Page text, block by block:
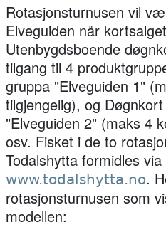
Rotasjonsturnusen vil
Elveguiden når
Utenbygdsboende
tilgang til 4
gruppa "Elveguiden 1"
tilgjengelig), og
"Elveguiden 2" (maks 4
osv. Fisket i de to
Todalshytta formidles via
www.todalshytta.no.
rotasjonsturnusen som
modellen: